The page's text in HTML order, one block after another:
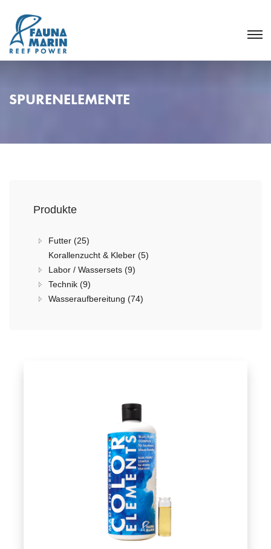
SPURENELEMENTE
Produkte
Futter (25)
Korallenzucht & Kleber (5)
Labor / Wassersets (9)
Technik (9)
Wasseraufbereitung (74)